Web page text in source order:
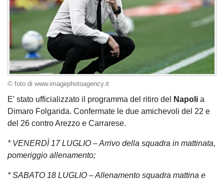
© foto di www.imagephotoagency.it
E' stato ufficializzato il programma del ritiro del Napoli a
Dimaro Folgarida. Confermate le due amichevoli del 22 e
del 26 contro Arezzo e Carrarese.
* VENERDÌ 17 LUGLIO – Arrivo della squadra in mattinata,
pomeriggio allenamento;
* SABATO 18 LUGLIO – Allenamento squadra mattina e